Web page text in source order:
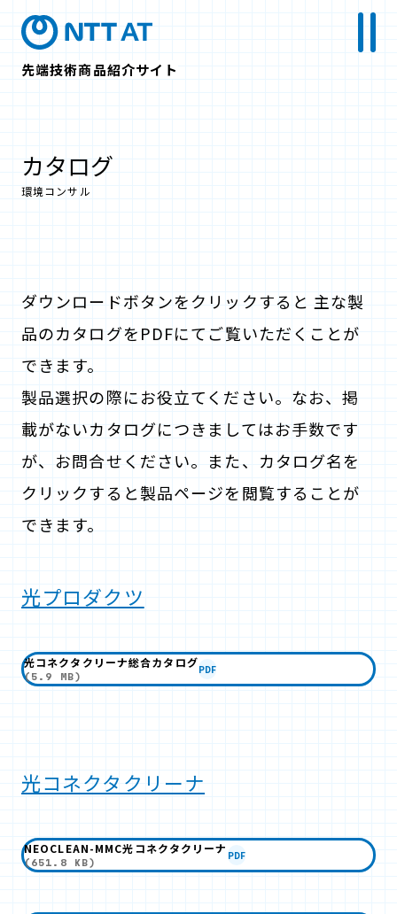
先端技術商品紹介サイト
カタログ
環境コンサル
ダウンロードボタンをクリックすると 主な製
品のカタログをPDFにてご覧いただくことが
できます。
製品選択の際にお役立てください。なお、掲
載がないカタログにつきましてはお手数です
が、お問合せください。また、カタログ名を
クリックすると製品ページを閲覧することが
できます。
光プロダクツ
光コネクタクリーナ総合カタログ
(5.9 MB)
PDF
光コネクタクリーナ
NEOCLEAN-MMC光コネクタクリーナ
(651.8 KB)
PDF